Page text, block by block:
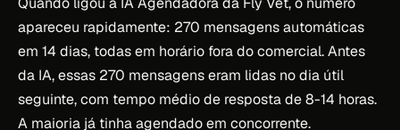
apareceu rapidamente: 270 mensagens automáticas
em 14 dias, todas em horário fora do comercial. Antes
da IA, essas 270 mensagens eram lidas no dia útil
seguinte, com tempo médio de resposta de 8-14 horas.
A maioria já tinha agendado em concorrente.